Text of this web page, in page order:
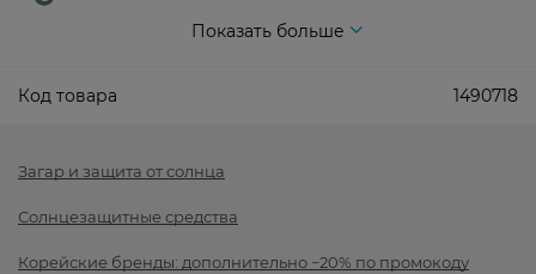
Показать больше
Код товара 1490718
Загар и защита от солнца
Солнцезащитные средства
Корейские бренды: дополнительно −20% по промокоду